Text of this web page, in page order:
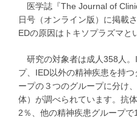
医学誌『The Journal of
日号（オンライン版）に掲載
EDの原因はトキソプラズマと
研究の対象者は成人358人。
プ、IED以外の精神疾患を持
ープの３つのグループに分け
体）が調べられています。抗
2％、他の精神疾患グループ